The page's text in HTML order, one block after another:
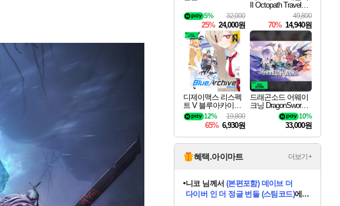
32,000
5%
25% 24,000원
II Octopath Traveler I
49,800
70% 14,940원
디제이맥스 리스펙
트 V 블루아카이브
팩 DJMAX RESPE
CT V Blue Archive P
ack DLC
19,800
12%
65% 6,930원
드래곤소드 어웨이
크닝 DragonSword A
10%
33,000원
혜택.아이마트 더보기+
니코님께서 (본편포함) 데이브 더
다이버 인 더 정글 번들 (스팀코드)에